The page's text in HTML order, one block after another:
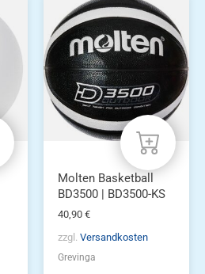
Molten Basketball
BD3500 | BD3500-KS
40,90 €
zzgl. Versandkosten
Grevinga